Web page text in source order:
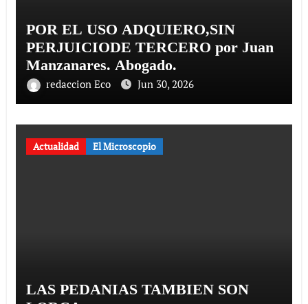
POR EL USO ADQUIERO,SIN
PERJUICIODE TERCERO por Juan
Manzanares. Abogado.
redaccion Eco Jun 30, 2026
Actualidad El Microscopio
LAS PEDANIAS TAMBIEN SON